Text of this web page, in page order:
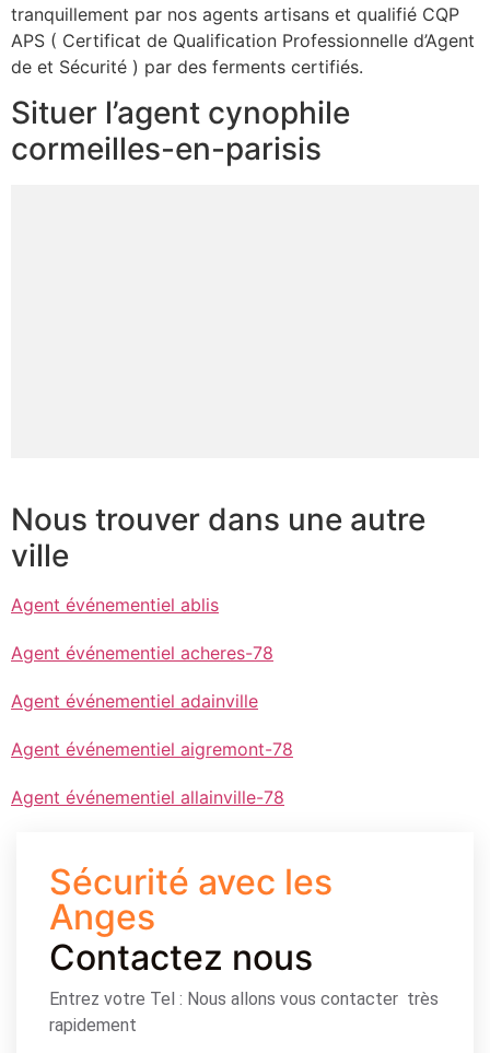
tranquillement par nos agents artisans et qualifié CQP
APS ( Certificat de Qualification Professionnelle d’Agent
de et Sécurité ) par des ferments certifiés.
Situer l’agent cynophile
cormeilles-en-parisis
Nous trouver dans une autre
ville
Agent événementiel ablis
Agent événementiel acheres-78
Agent événementiel adainville
Agent événementiel aigremont-78
Agent événementiel allainville-78
Sécurité avec les
Anges
Contactez nous
Entrez votre Tel : Nous allons vous contacter très
rapidement